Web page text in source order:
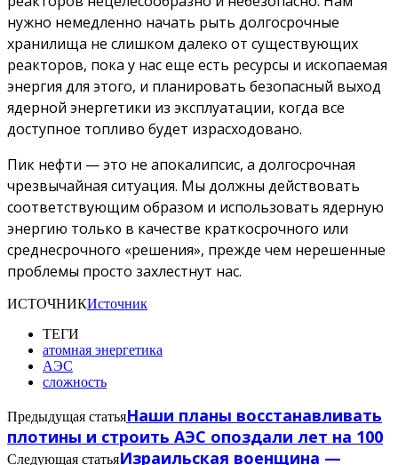
нужно немедленно начать рыть долгосрочные
хранилища не слишком далеко от существующих
реакторов, пока у нас еще есть ресурсы и ископаемая
энергия для этого, и планировать безопасный выход
ядерной энергетики из эксплуатации, когда все
доступное топливо будет израсходовано.
Пик нефти — это не апокалипсис, а долгосрочная
чрезвычайная ситуация. Мы должны действовать
соответствующим образом и использовать ядерную
энергию только в качестве краткосрочного или
среднесрочного «решения», прежде чем нерешенные
проблемы просто захлестнут нас.
ИСТОЧНИКИсточник
ТЕГИ
атомная энергетика
АЭС
сложность
Предыдущая статьяНаши планы восстанавливать
плотины и строить АЭС опоздали лет на 100
Следующая статьяИзраильская военщина —